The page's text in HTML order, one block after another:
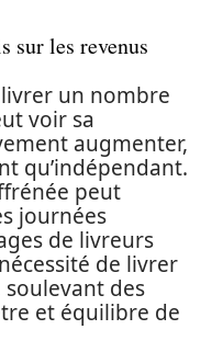
sur les revenus
un nombre
voir sa
augmenter,
qu’indépendant.
peut
journées
de livreurs
de livrer
soulevant des
et équilibre de